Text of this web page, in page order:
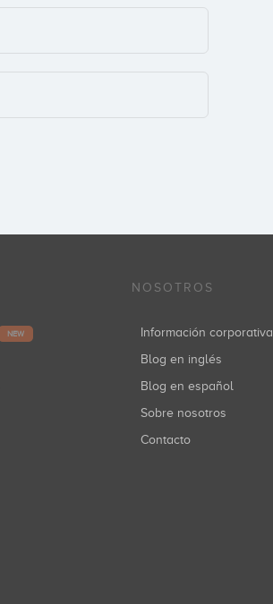
NEW
NOSOTROS
Información corporativa
Blog en inglés
Blog en español
Sobre nosotros
Contacto